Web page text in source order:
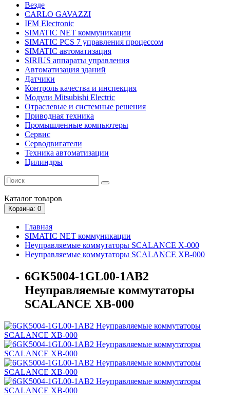
Везде
CARLO GAVAZZI
IFM Electronic
SIMATIC NET коммуникации
SIMATIC PCS 7 управления процессом
SIMATIC автоматизация
SIRIUS аппараты управления
Автоматизация зданий
Датчики
Контроль качества и инспекция
Модули Mitsubishi Electric
Отраслевые и системные решения
Приводная техника
Промышленные компьютеры
Сервис
Серводвигатели
Техника автоматизации
Цилиндры
Каталог товаров
Корзина: 0
Главная
SIMATIC NET коммуникации
Неуправляемые коммутаторы SCALANCE X-000
Неуправляемые коммутаторы SCALANCE XB-000
6GK5004-1GL00-1AB2
Неуправляемые коммутаторы
SCALANCE XB-000